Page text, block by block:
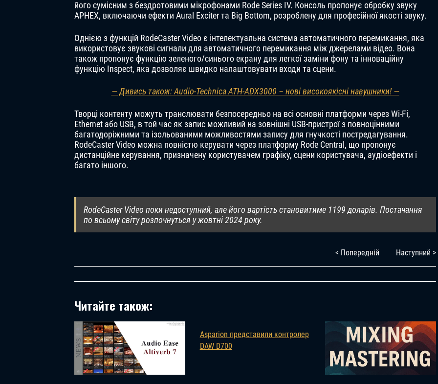
його сумісним з бездротовими мікрофонами Rode Series IV. Консоль пропонує обробку звуку
APHEX, включаючи ефекти Aural Exciter та Big Bottom, розроблену для професійної якості звуку.
Однією з функцій RodeCaster Video є інтелектуальна система автоматичного перемикання, яка
використовує звукові сигнали для автоматичного перемикання між джерелами відео. Вона
також пропонує функцію зеленого/синього екрану для легкої заміни фону та інноваційну
функцію Inspect, яка дозволяє швидко налаштовувати входи та сцени.
— Дивись також: Audio-Technica ATH-ADX3000 – нові високоякісні навушники! —
Творці контенту можуть транслювати безпосередньо на всі основні платформи через Wi-Fi,
Ethernet або USB, в той час як запис можливий на зовнішні USB-пристрої з повноцінними
багатодоріжними та ізольованими можливостями запису для гнучкості постредагування.
RodeCaster Video можна повністю керувати через платформу Rode Central, що пропонує
дистанційне керування, призначену користувачем графіку, сцени користувача, аудіоефекти і
багато іншого.
RodeCaster Video поки недоступний, але його вартість становитиме 1199 доларів. Постачання
по всьому світу розпочнуться у жовтні 2024 року.
< Попередній Наступний >
Читайте також:
Asparion представили контролер
DAW D700